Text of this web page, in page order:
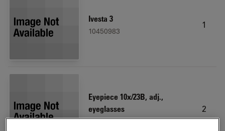
Ivesta 3
10450983
1
Eyepiece 10x/23B, adj.,
eyeglasses
10447137
2